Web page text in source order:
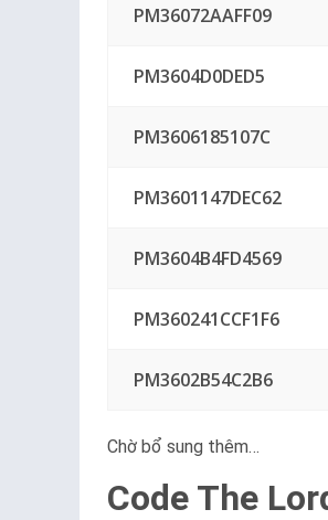
PM36072AAFF09
PM3604D0DED5
PM3606185107C
PM3601147DEC62
PM3604B4FD4569
PM360241CCF1F6
PM3602B54C2B6
Chờ bổ sung thêm…
Code The